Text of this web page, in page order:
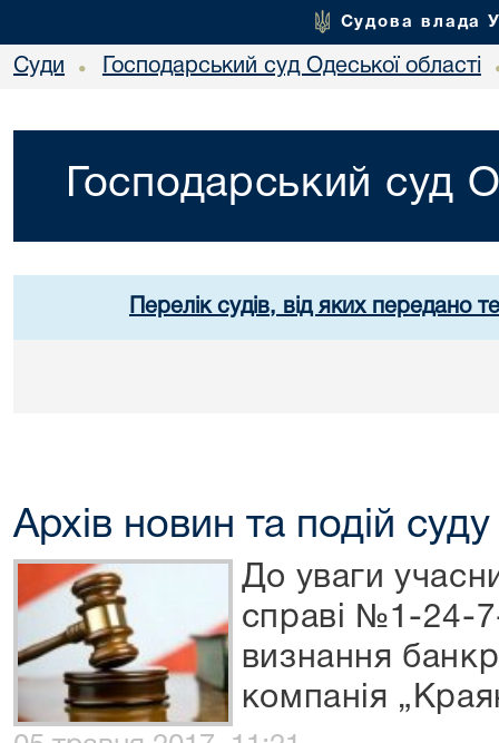
Судова влада
Суди • Господарський суд Одеської області
Господарський суд
Перелік судів, від яких передано
Архів новин та подій суду
До уваги
справі №1-24-
визнання
компанія